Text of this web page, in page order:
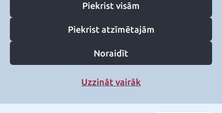
Piekrist visām
Piekrist atzīmētajām
Noraidīt
Uzzināt vairāk